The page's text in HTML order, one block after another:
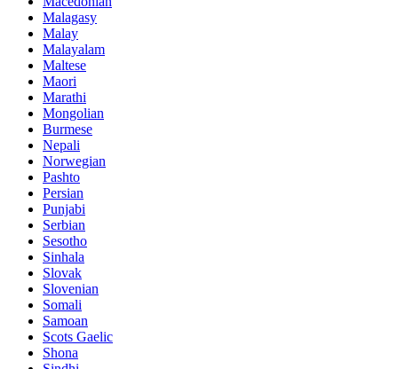
Malagasy
Malay
Malayalam
Maltese
Maori
Marathi
Mongolian
Burmese
Nepali
Norwegian
Pashto
Persian
Punjabi
Serbian
Sesotho
Sinhala
Slovak
Slovenian
Somali
Samoan
Scots Gaelic
Shona